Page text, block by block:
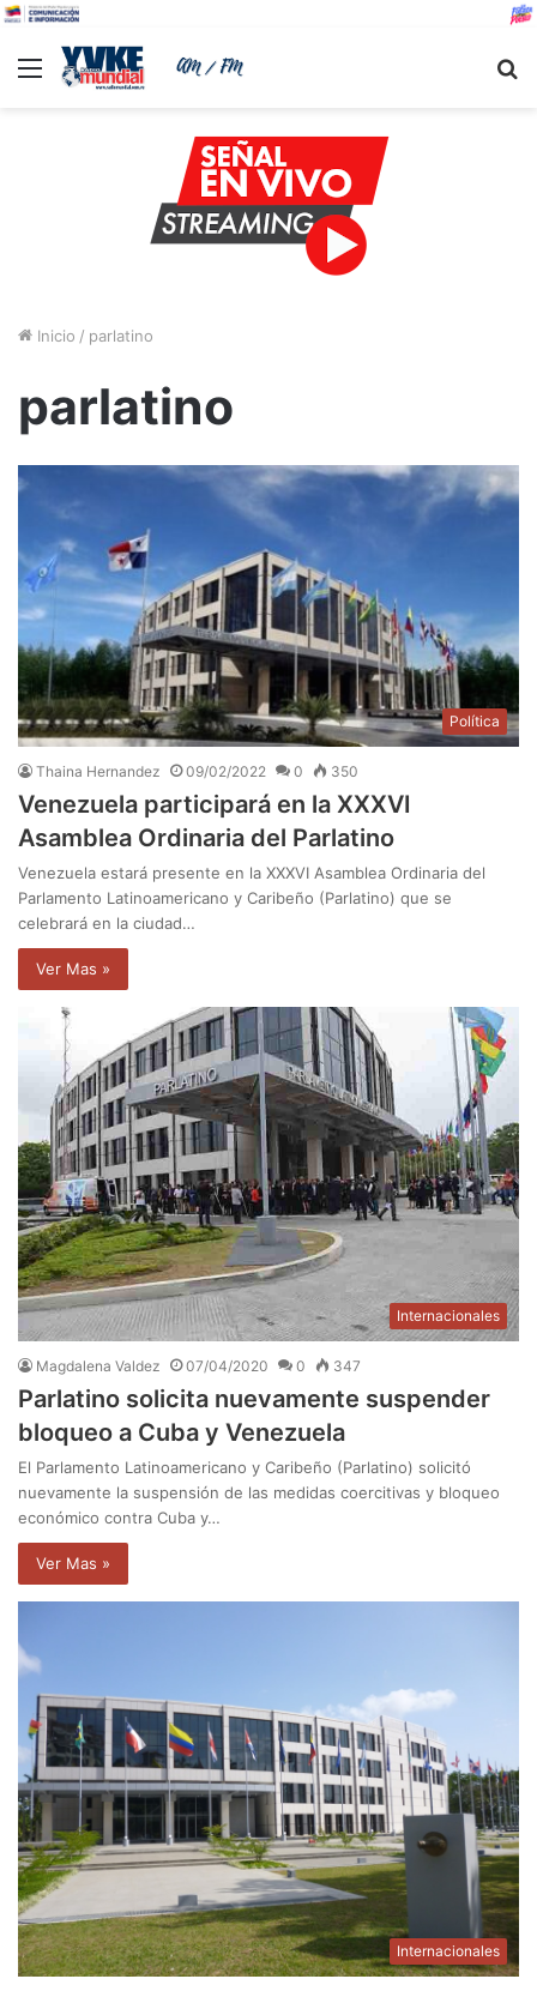
Menu
Inicio / parlatino
parlatino
Política
Thaina Hernandez 09/02/2022 0 350
Venezuela participará en la XXXVI
Asamblea Ordinaria del Parlatino
Venezuela estará presente en la XXXVI Asamblea Ordinaria del
Parlamento Latinoamericano y Caribeño (Parlatino) que se
celebrará en la ciudad…
Ver Mas »
Internacionales
Magdalena Valdez 07/04/2020 0 347
Parlatino solicita nuevamente suspender
bloqueo a Cuba y Venezuela
El Parlamento Latinoamericano y Caribeño (Parlatino) solicitó
nuevamente la suspensión de las medidas coercitivas y bloqueo
económico contra Cuba y…
Ver Mas »
Internacionales